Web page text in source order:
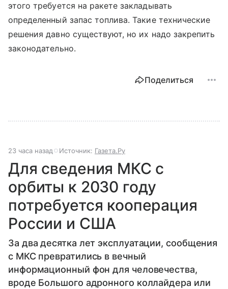
этого требуется на ракете закладывать
определенный запас топлива. Такие технические
решения давно существуют, но их надо закрепить
законодательно.
Поделиться
23 часа назад Источник: Газета.Ру
Для сведения МКС с
орбиты к 2030 году
потребуется кооперация
России и США
За два десятка лет эксплуатации, сообщения
с МКС превратились в вечный
информационный фон для человечества,
вроде Большого адронного коллайдера или